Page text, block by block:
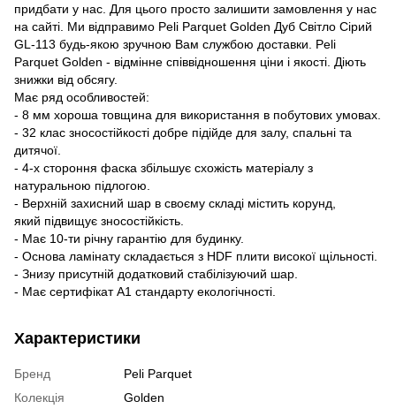
придбати у нас. Для цього просто залишити замовлення у нас
на сайті. Ми відправимо Peli Parquet Golden Дуб Світло Сірий
GL-113 будь-якою зручною Вам службою доставки. Peli
Parquet Golden - відмінне співвідношення ціни і якості. Діють
знижки від обсягу.
Має ряд особливостей:
- 8 мм хороша товщина для використання в побутових умовах.
- 32 клас зносостійкості добре підійде для залу, спальні та
дитячої.
- 4-х стороння фаска збільшує схожість матеріалу з
натуральною підлогою.
- Верхній захисний шар в своєму складі містить корунд,
який підвищує зносостійкість.
- Має 10-ти річну гарантію для будинку.
- Основа ламінату складається з HDF плити високої щільності.
- Знизу присутній додатковий стабілізуючий шар.
- Має сертифікат А1 стандарту екологічності.
Характеристики
Бренд
Peli Parquet
Колекція
Golden